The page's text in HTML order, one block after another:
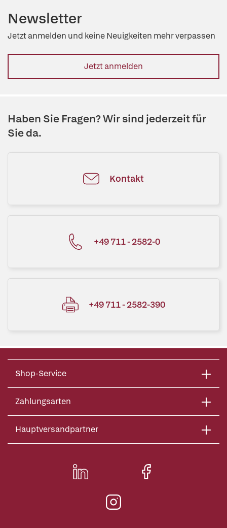
Newsletter
Jetzt anmelden und keine Neuigkeiten mehr verpassen
Jetzt anmelden
Haben Sie Fragen? Wir sind jederzeit für
Sie da.
Kontakt
+49 711 - 2582-0
+49 711 - 2582-390
Shop-Service
Zahlungsarten
Hauptversandpartner